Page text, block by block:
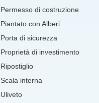
Permesso di costruzione
Piantato con Alberi
Porta di sicurezza
Proprietà di investimento
Ripostiglio
Scala interna
Uliveto